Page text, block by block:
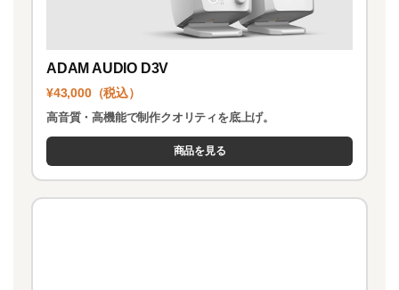
ADAM AUDIO D3V
¥43,000（税込）
高音質・高機能で制作クオリティを底上げ。
商品を見る